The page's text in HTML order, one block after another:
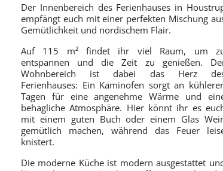
Der Innenbereich des Ferienhauses in
empfängt euch mit einer perfekten Mischung
Gemütlichkeit und nordischem Flair.
Auf 115 m² findet ihr viel Raum, um
entspannen und die Zeit zu genießen.
Wohnbereich ist dabei das Herz
Ferienhauses: Ein Kaminofen sorgt an
Tagen für eine angenehme Wärme und
behagliche Atmosphäre. Hier könnt ihr es
mit einem guten Buch oder einem Glas
gemütlich machen, während das Feuer
knistert.
Die moderne Küche ist modern ausgestattet